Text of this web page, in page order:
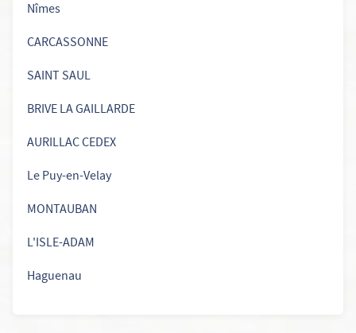
Nîmes
CARCASSONNE
SAINT SAUL
BRIVE LA GAILLARDE
AURILLAC CEDEX
Le Puy-en-Velay
MONTAUBAN
L'ISLE-ADAM
Haguenau